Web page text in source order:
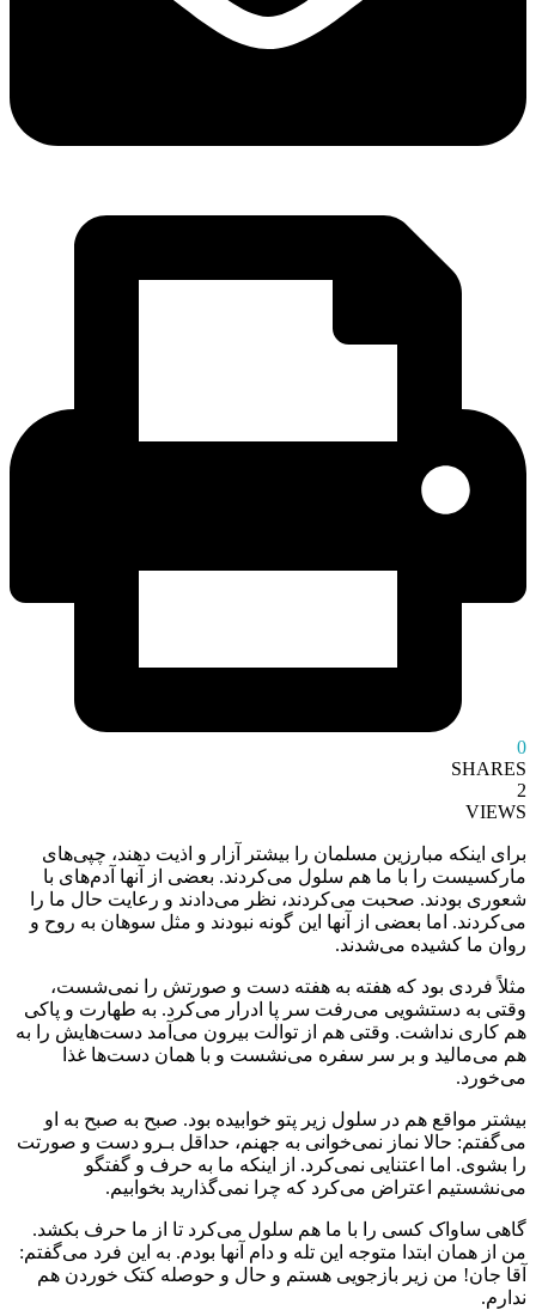
0
SHARES
2
VIEWS
برای اینکه مبارزین مسلمان را بیشتر آزار و اذیت دهند، چپی‌های
مارکسیست را با ما هم سلول می‌کردند. بعضی از آنها آدم‌های با
شعوری بودند. صحبت می‌کردند، نظر می‌دادند و رعایت حال ما را
می‌کردند. اما بعضی از آنها این گونه نبودند و مثل سوهان به روح و
روان ما کشیده می‌شدند.
مثلاً فردی بود که هفته به هفته دست و صورتش را نمی‌شست،
وقتی به دستشویی می‌رفت سر پا ادرار می‌کرد. به طهارت و پاکی
هم کاری نداشت. وقتی هم از توالت بیرون می‌آمد دست‌هایش را به
هم می‌مالید و بر سر سفره می‌نشست و با همان دست‌ها غذا
می‌خورد.
بیشتر مواقع هم در سلول زیر پتو خوابیده بود. صبح به صبح به او
می‌گفتم: حالا نماز نمی‌خوانی به جهنم، حداقل بـرو دست و صورتت
را بشوی. اما اعتنایی نمی‌کرد. از اینکه ما به حرف و گفتگو
می‌نشستیم اعتراض می‌کرد که چرا نمی‌گذارید بخوابیم.
گاهی ساواک کسی را با ما هم سلول می‌کرد تا از ما حرف بکشد.
من از همان ابتدا متوجه این تله و دام آنها بودم. به این فرد می‌گفتم:
آقا جان! من زیر بازجویی هستم و حال و حوصله کتک خوردن هم
ندارم.